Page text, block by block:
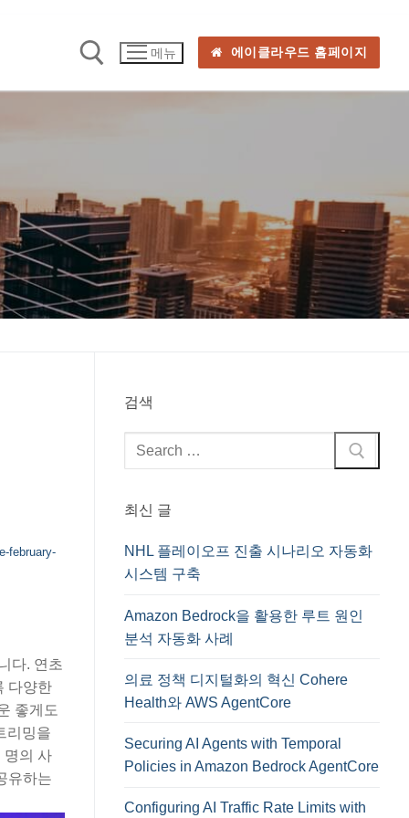
메뉴 에이클라우드 홈페이지
february-
다. 연초
다양한
좋게도
리밍을
명의 사
유하는
검색
검
색
최신 글
NHL 플레이오프 진출 시나리오 자동화
시스템 구축
Amazon Bedrock을 활용한 루트 원인
분석 자동화 사례
의료 정책 디지털화의 혁신 Cohere
Health와 AWS AgentCore
Securing AI Agents with Temporal
Policies in Amazon Bedrock AgentCore
Configuring AI Traffic Rate Limits with